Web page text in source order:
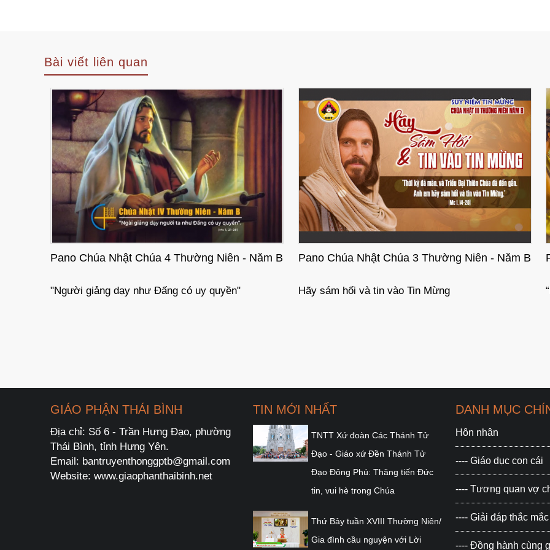
Bài viết liên quan
Pano Chúa Nhật Chúa 3 Thường Niên - Năm B
Hãy sám hối và tin vào Tin Mừng
Pano Chúa Nhật Chúa 2 Thường Niên - Năm B
“Hãy đến mà xem” (Ga 1,39)
GIÁO PHẬN THÁI BÌNH
Địa chỉ: Số 6 - Trần Hưng Đạo, phường
Thái Bình, tỉnh Hưng Yên.
Email: bantruyenthonggptb@gmail.com
Website: www.giaophanthaibinh.net
TIN MỚI NHẤT
TNTT Xứ đoàn Các Thánh Tử
Đạo - Giáo xứ Đền Thánh Tử
Đạo Đông Phú: Thăng tiến Đức
tin, vui hè trong Chúa
Thứ Bảy tuần XVIII Thường Niên/
Gia đình cầu nguyện với Lời
DANH MỤC
Hôn nhân
---- Giáo dục con cái
---- Tương quan vợ
---- Giải đáp thắc
---- Đồng hành cùng